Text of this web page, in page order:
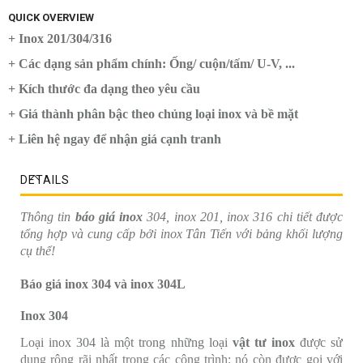
QUICK OVERVIEW
+ Inox 201/304/316
+ Các dạng sản phẩm chính: Ống/ cuộn/tấm/ U-V, ...
+ Kích thước đa dạng theo yêu cầu
+ Giá thành phân bậc theo chủng loại inox và bề mặt
+ Liên hệ ngay để nhận giá cạnh tranh
DETAILS
Thông tin báo giá inox 304, inox 201, inox 316 chi tiết được
tổng hợp và cung cấp bởi inox Tân Tiến với bảng khối lượng
cụ thể!
Báo giá inox 304 và inox 304L
Inox 304
Loại inox 304 là một trong những loại vật tư inoxđược sử
dụng rộng rãi nhất trong các công trình; nó còn được gọi với